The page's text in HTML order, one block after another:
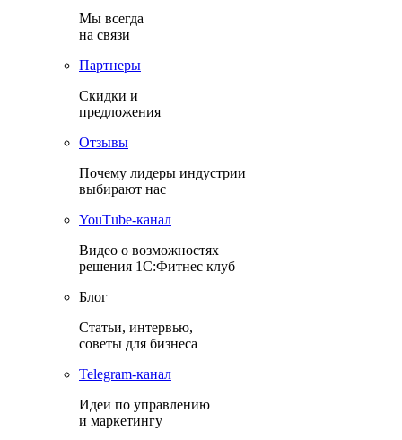
Мы всегда
на связи
Партнеры
Скидки и
предложения
Отзывы
Почему лидеры индустрии
выбирают нас
YouТube-канал
Видео о возможностях
решения 1С:Фитнес клуб
Блог
Статьи, интервью,
советы для бизнеса
Теlegram-канал
Идеи по управлению
и маркетингу